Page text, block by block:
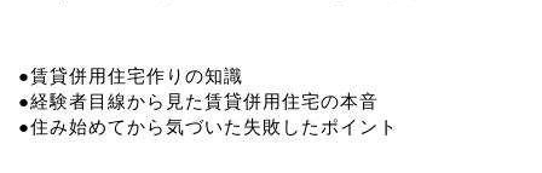
●賃貸併用住宅作りの知識
●経験者目線から見た賃貸併用住宅の本音
●住み始めてから気づいた失敗したポイント